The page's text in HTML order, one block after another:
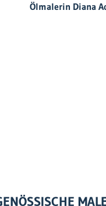
Ölmalerin Diana